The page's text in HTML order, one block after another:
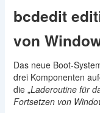
bcdedit
von
Das neue Boot-
drei Komponenten
die „Laderoutine für
Fortsetzen von